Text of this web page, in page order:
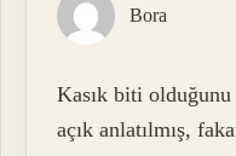
Bora
Kasık biti olduğunu
açık anlatılmış,